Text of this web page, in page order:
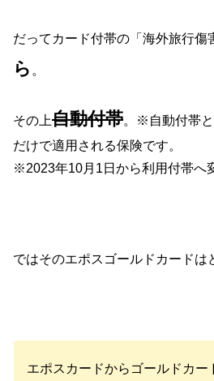
だってカード付帯の「海外旅行傷
ら 。
その上自動付帯。※自動付帯
だけで適用される保険です。
※2023年10月1日から利用付帯へ
ではそのエポスゴールドカードは
エポスカードからゴールドカー